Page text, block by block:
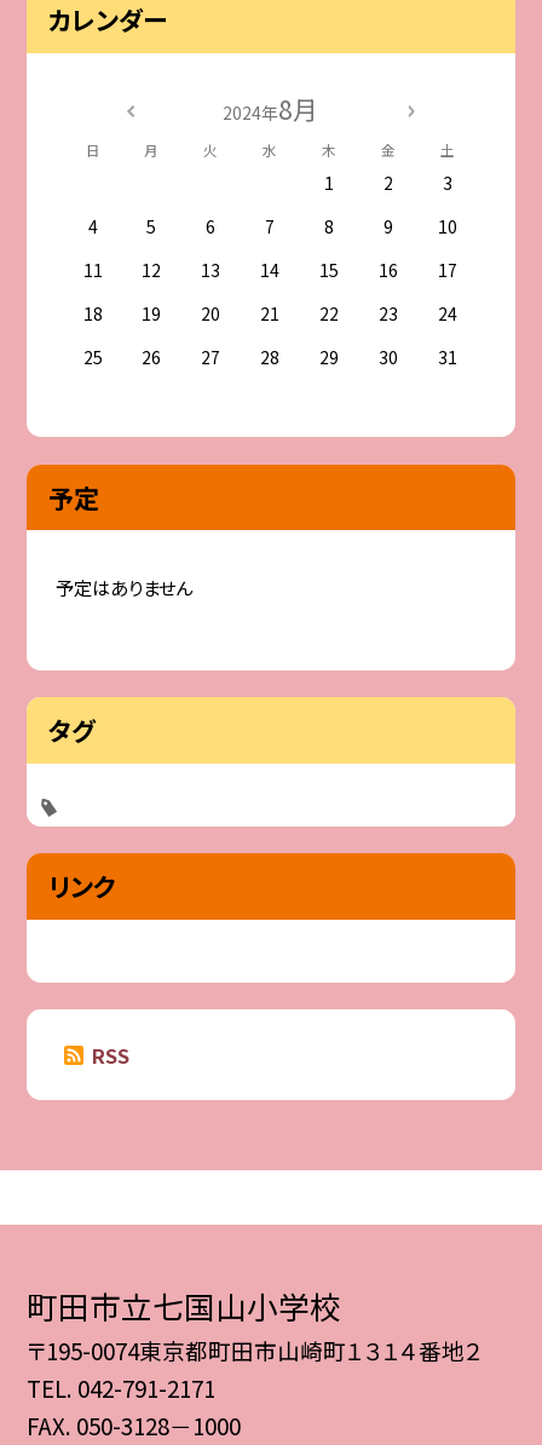
カレンダー
2024年8月
日 月 火 水 木 金 土
1 2
3
4
5 6 7 8 9
10
11
12 13 14 15 16
17
18
19 20 21 22 23
24
25
26 27 28 29 30 31
予定
予定はありません
タグ
リンク
RSS
町田市立七国山小学校
〒195-0074東京都町田市山崎町１３１４番地２
TEL. 042-791-2171
FAX. 050-3128－1000